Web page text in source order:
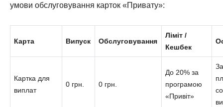
умови обслуговування карток «Привату»:
Карта Випуск Обслуговування
Ліміт /
Кешбек
Картка для
виплат
0 грн. 0 грн.
До 20% за
програмою
«Привіт»